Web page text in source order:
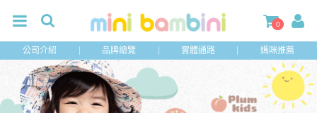
0
公司介紹 品牌總覽 實體通路 媽咪推薦